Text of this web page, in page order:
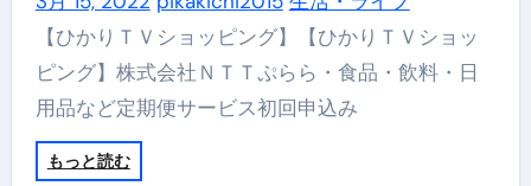
【ひかりＴＶショッピング】【ひかりＴＶショッ
ピング】株式会社ＮＴＴぷらら・食品・飲料・日
用品など定期便サービス初回申込み
もっと読む